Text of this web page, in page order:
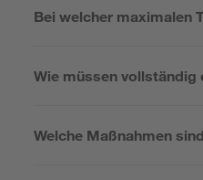
Bei welcher maximalen
Wie müssen
Welche Maßnahmen